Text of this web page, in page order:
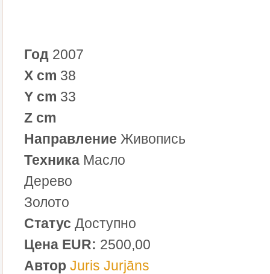
Год 2007
X cm 38
Y cm 33
Z cm
Направление Живопись
Техника Масло
Дерево
Золото
Статус Доступно
Цена EUR: 2500,00
Автор Juris Jurjāns